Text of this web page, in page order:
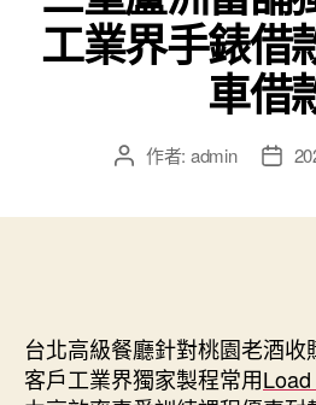
工業界手錶借
車借
文 作者: admin
文
台北高級餐廳針對桃園老酒收
客戶工業界獨家製程常用